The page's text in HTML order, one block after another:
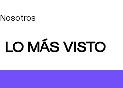
Nosotros
LO MÁS VISTO